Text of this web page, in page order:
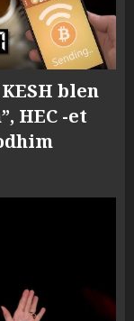
blen
HEC -et